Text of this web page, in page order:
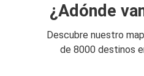
¿Adónde
Descubre nuestro
de 8000 destinos